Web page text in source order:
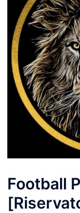
Football